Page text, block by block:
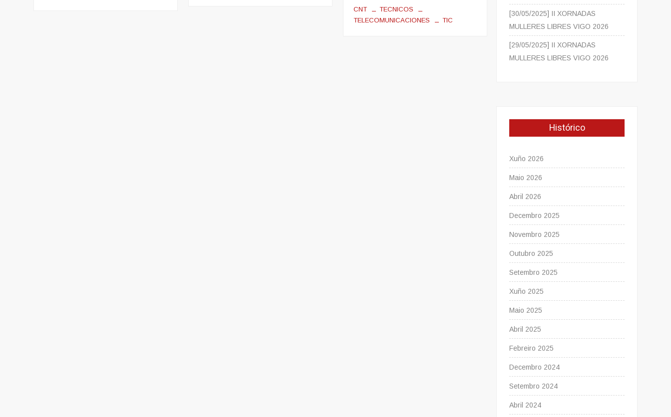
CNT
TECNICOS
TELECOMUNICACIONES
TIC
[30/05/2025] II XORNADAS
MULLERES LIBRES VIGO 2026
[29/05/2025] II XORNADAS
MULLERES LIBRES VIGO 2026
Histórico
Xuño 2026
Maio 2026
Abril 2026
Decembro 2025
Novembro 2025
Outubro 2025
Setembro 2025
Xuño 2025
Maio 2025
Abril 2025
Febreiro 2025
Decembro 2024
Setembro 2024
Abril 2024